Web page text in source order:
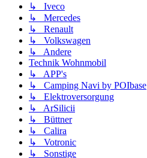
↳ Iveco
↳ Mercedes
↳ Renault
↳ Volkswagen
↳ Andere
Technik Wohnmobil
↳ APP's
↳ Camping Navi by POIbase
↳ Elektroversorgung
↳ ArSilicii
↳ Büttner
↳ Calira
↳ Votronic
↳ Sonstige